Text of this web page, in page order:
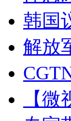
韩国
解放
【